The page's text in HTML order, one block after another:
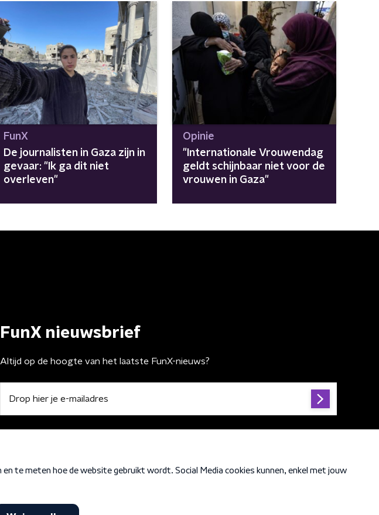
FunX
De journalisten in Gaza zijn in
gevaar: "Ik ga dit niet
overleven"
Opinie
"Internationale Vrouwendag
geldt schijnbaar niet voor de
vrouwen in Gaza"
FunX nieuwsbrief
Altijd op de hoogte van het laatste FunX-nieuws?